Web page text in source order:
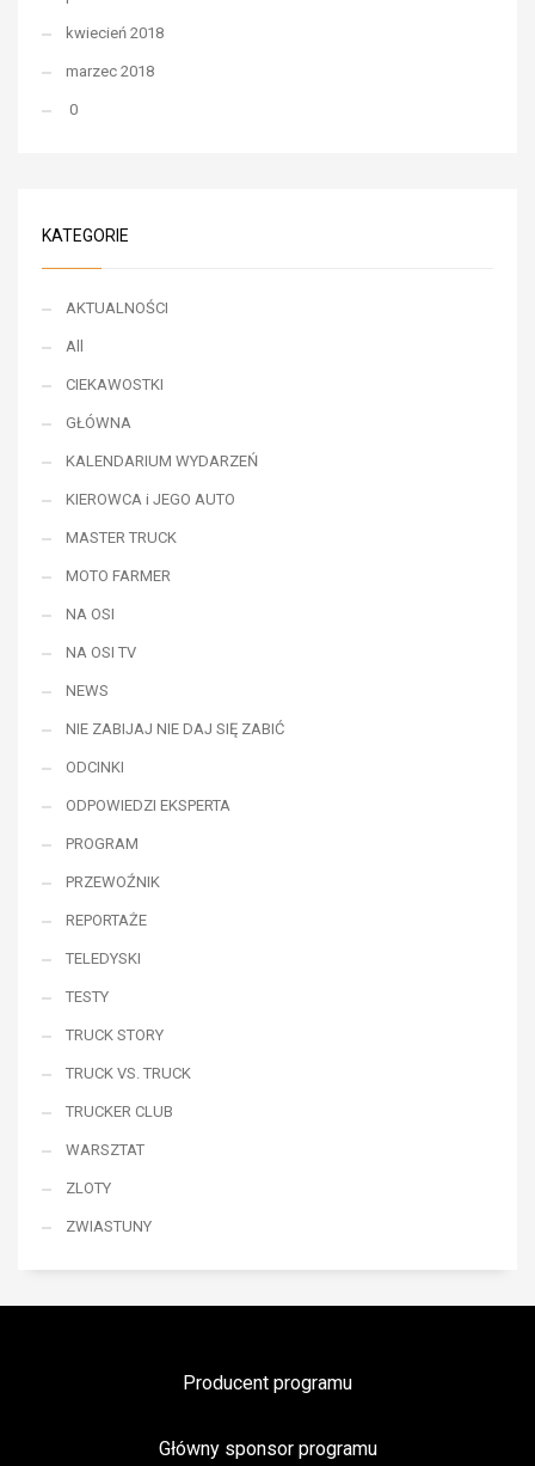
kwiecień 2018
marzec 2018
0
KATEGORIE
AKTUALNOŚCI
All
CIEKAWOSTKI
GŁÓWNA
KALENDARIUM WYDARZEŃ
KIEROWCA i JEGO AUTO
MASTER TRUCK
MOTO FARMER
NA OSI
NA OSI TV
NEWS
NIE ZABIJAJ NIE DAJ SIĘ ZABIĆ
ODCINKI
ODPOWIEDZI EKSPERTA
PROGRAM
PRZEWOŹNIK
REPORTAŻE
TELEDYSKI
TESTY
TRUCK STORY
TRUCK VS. TRUCK
TRUCKER CLUB
WARSZTAT
ZLOTY
ZWIASTUNY
Producent programu
Główny sponsor programu